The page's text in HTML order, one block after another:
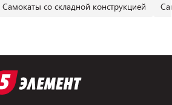
Самокаты со складной конструкцией